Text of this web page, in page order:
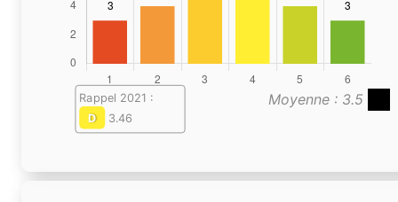
Moyenne : 3.5
Rappel 2021 :
D
3.46